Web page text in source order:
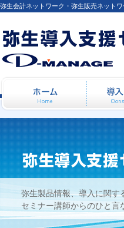
2010年3月 9日
弥生会計ネットワーク・弥生販売ネット
弥生製品情報、導入に関す
セミナー講師からのひと言
ホーム